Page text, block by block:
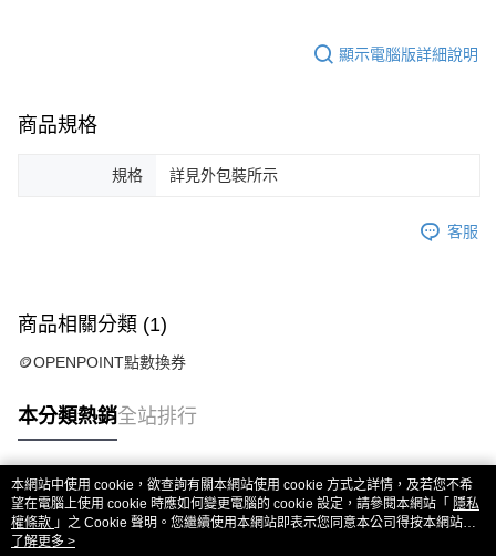
顯示電腦版詳細說明
商品規格
規格 詳見外包裝所示
客服
商品相關分類 (1)
🪙OPENPOINT點數換券
本分類熱銷全站排行
熱門標籤
本網站中使用 cookie，欲查詢有關本網站使用 cookie 方式之詳情，及若您不希
望在電腦上使用 cookie 時應如何變更電腦的 cookie 設定，請參閱本網站「 隱私
權條款 」之 Cookie 聲明。您繼續使用本網站即表示您同意本公司得按本網站使
用條款之 Cookie 聲明使用 cookie。
了解更多 >